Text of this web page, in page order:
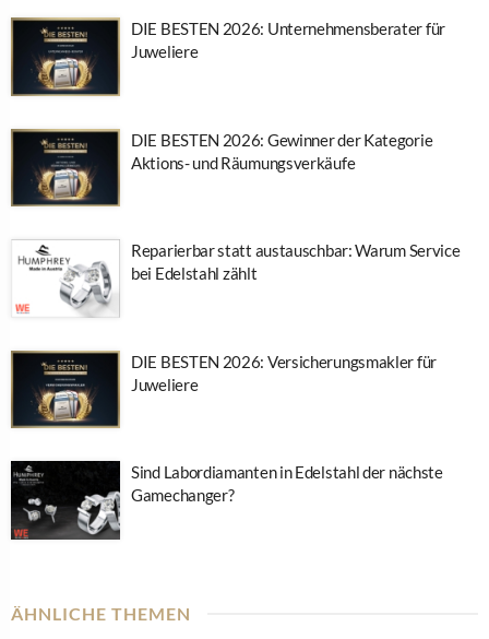
DIE BESTEN 2026: Unternehmensberater für
Juweliere
DIE BESTEN 2026: Gewinner der Kategorie
Aktions- und Räumungsverkäufe
Reparierbar statt austauschbar: Warum Service
bei Edelstahl zählt
DIE BESTEN 2026: Versicherungsmakler für
Juweliere
Sind Labordiamanten in Edelstahl der nächste
Gamechanger?
ÄHNLICHE THEMEN